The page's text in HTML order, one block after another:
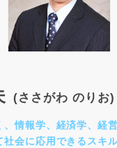
(ささがわ のりお)
、情報学、経済学、経
社会に応用できるスキ